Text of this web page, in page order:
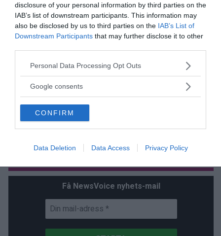
disclosure of your personal information by third parties on the
IAB’s list of downstream participants. This information may
also be disclosed by us to third parties on the IAB’s List of
Downstream Participants that may further disclose it to other
Please note that this website/app uses one or more Google
not limited to your visit or usage behaviour. You may click to
use your data for below specified purposes in below Google
consent section.
Personal Data Processing Opt Outs
Google consents
CONFIRM
Data Deletion Data Access Privacy Policy
Tankesmedjan Kreaprenör: En
plan för Sverige är redan
lanserad av ett parti
Få NewsVoice nyhets-mail